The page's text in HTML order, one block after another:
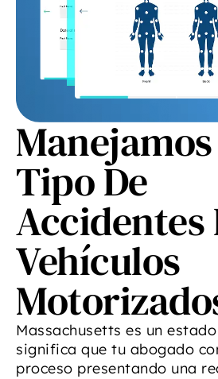
Tipo De
Accidentes
Vehículos
Massachusetts es un
significa que tu abogado
proceso presentando una